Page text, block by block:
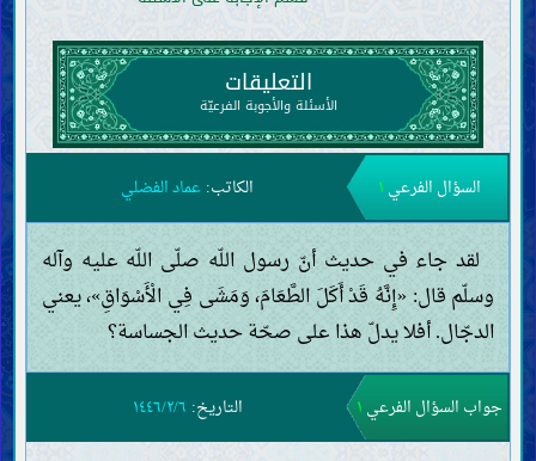
التعليقات
الأسئلة والأجوبة الفرعيّة
السؤال الفرعي ١ الكاتب: عماد الفضلي
لقد جاء في حديث أنّ رسول اللّه صلّى اللّه عليه وآله
وسلّم قال: «إِنَّهُ قَدْ أَكَلَ الطَّعَامَ، وَمَشَى فِي الْأَسْوَاقِ»، يعني
الدجّال. أفلا يدلّ هذا على صحّة حديث الجساسة؟
جواب السؤال الفرعي ١ التاريخ: ١٤٤٦/٢/٦